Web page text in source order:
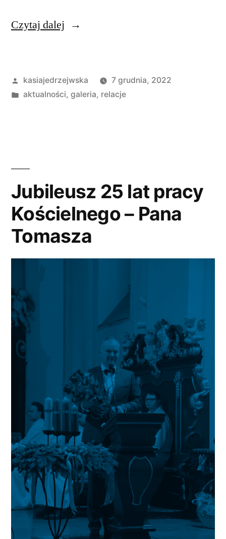
Czytaj dalej „Wizyta
Opublikowane
przez
kasiajedrzejwska
7 grudnia, 2022
Opublikowano
aktualności, galeria, relacje
Jubileusz 25 lat pracy
Kościelnego – Pana
Tomasza